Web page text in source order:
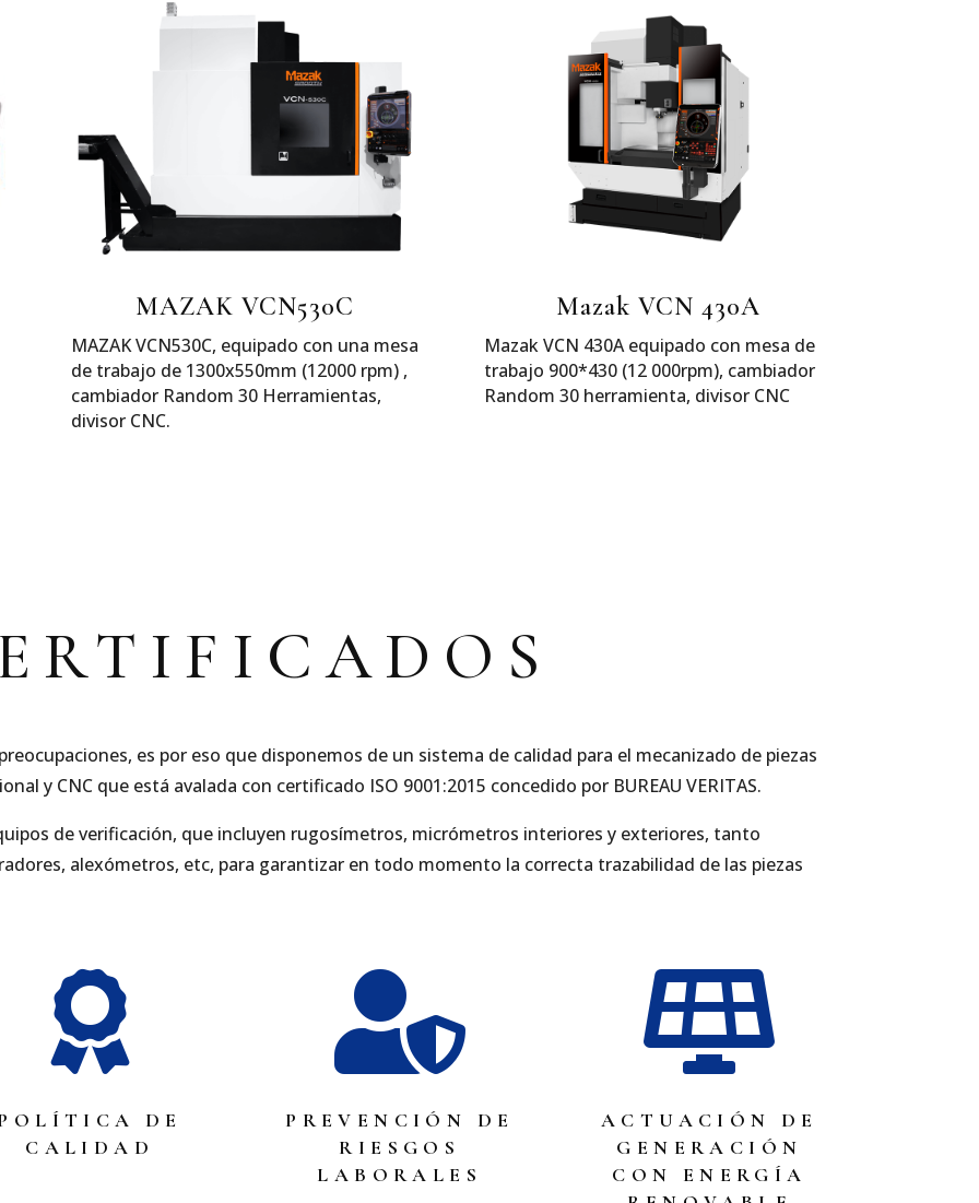
MAZAK VCN530C
MAZAK VCN530C, equipado con una mesa
de trabajo de 1300x550mm (12000 rpm) ,
cambiador Random 30 Herramientas,
divisor CNC.
Mazak VCN 430A
Mazak VCN 430A equipado con mesa de
trabajo 900*430 (12 000rpm), cambiador
Random 30 herramienta, divisor CNC
es por eso que disponemos de un sistema de calidad para el mecanizado de piezas
y CNC que está avalada con certificado ISO 9001:2015 concedido por BUREAU VERITAS.
de verificación, que incluyen rugosímetros, micrómetros interiores y exteriores, tanto
alexómetros, etc, para garantizar en todo momento la correcta trazabilidad de las piezas

DE
CALIDAD

PREVENCIÓN DE
RIESGOS
LABORALES

ACTUACIÓN DE
GENERACIÓN
CON ENERGÍA